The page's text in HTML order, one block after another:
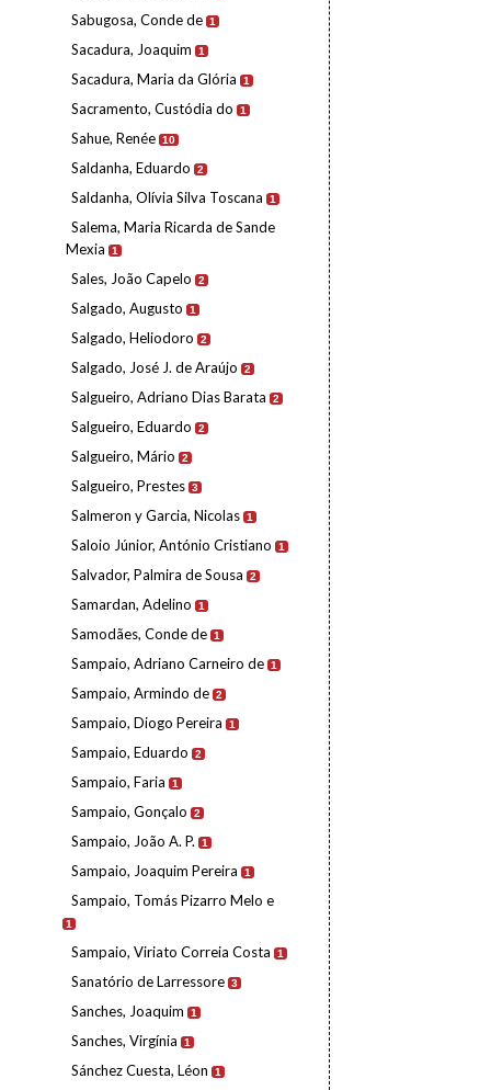
Sabugosa, Conde de 1
Sacadura, Joaquim 1
Sacadura, Maria da Glória 1
Sacramento, Custódia do 1
Sahue, Renée 10
Saldanha, Eduardo 2
Saldanha, Olívia Silva Toscana 1
Salema, Maria Ricarda de Sande
Mexia
1
Sales, João Capelo 2
Salgado, Augusto 1
Salgado, Heliodoro 2
Salgado, José J. de Araújo 2
Salgueiro, Adriano Dias Barata 2
Salgueiro, Eduardo 2
Salgueiro, Mário 2
Salgueiro, Prestes 3
Salmeron y Garcia, Nicolas 1
Saloio Júnior, António Cristiano 1
Salvador, Palmira de Sousa 2
Samardan, Adelino 1
Samodães, Conde de 1
Sampaio, Adriano Carneiro de 1
Sampaio, Armindo de 2
Sampaio, Diogo Pereira 1
Sampaio, Eduardo 2
Sampaio, Faria 1
Sampaio, Gonçalo 2
Sampaio, João A. P. 1
Sampaio, Joaquim Pereira 1
Sampaio, Tomás Pizarro Melo e
1
Sampaio, Viriato Correia Costa 1
Sanatório de Larressore 3
Sanches, Joaquim 1
Sanches, Virgínia 1
Sánchez Cuesta, Léon 1